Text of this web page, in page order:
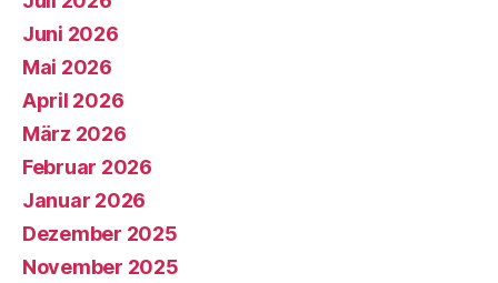
Juni 2026
Mai 2026
April 2026
März 2026
Februar 2026
Januar 2026
Dezember 2025
November 2025